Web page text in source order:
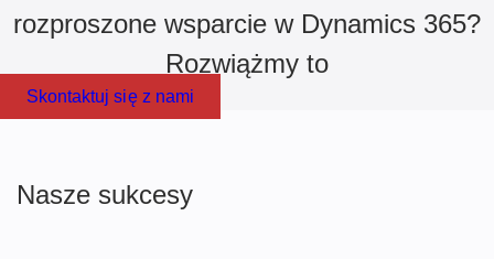
rozproszone wsparcie w Dynamics 365?
Rozwiążmy to
Skontaktuj się z nami
Nasze sukcesy